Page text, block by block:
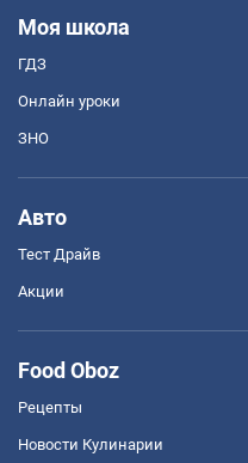
Моя школа
ГДЗ
Онлайн уроки
ЗНО
Авто
Тест Драйв
Акции
Food Oboz
Рецепты
Новости Кулинарии